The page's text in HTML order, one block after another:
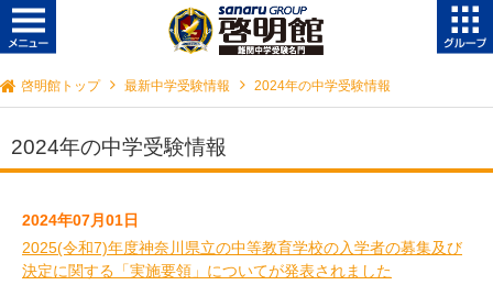
啓明館トップ 最新中学受験情報 2024年の中学受験情報
2024年の中学受験情報
2024年07月01日
2025(令和7)年度神奈川県立の中等教育学校の入学者の募集及び
決定に関する「実施要領」についてが発表されました